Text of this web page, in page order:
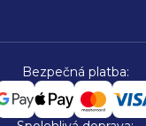
Bezpečná platba: